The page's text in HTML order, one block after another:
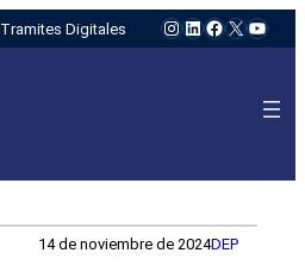
Tramites Digitales Instagram
LinkedIn
Facebook
X
14 de noviembre de 2024DEP